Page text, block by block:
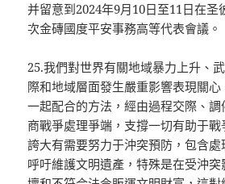
并留意到2024年9月10日至11日在圣
次金磚國度平安事務高等代表會議。
25.我們對世界有關地域暴力上升、
際和地域層面發生嚴重影響表現關
一起配合的方法，經由過程交際、
商戰爭處理爭端，支撐一切有助于戰
誇大有需要努力于沖突預防，包含處
呼吁維護文明遺產，特殊是在受沖